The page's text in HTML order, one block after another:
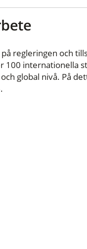
regleringen och
100 internationella
global nivå. På